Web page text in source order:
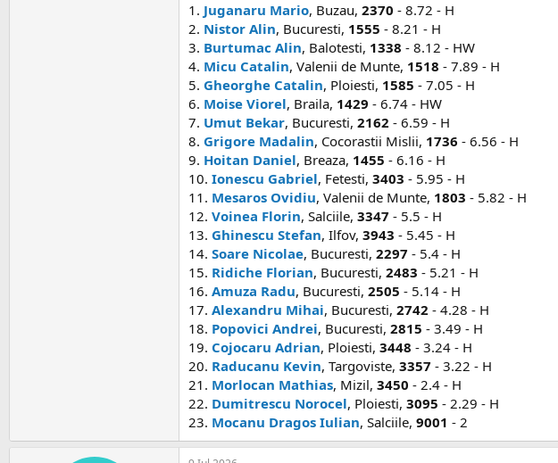
1. Juganaru Mario, Buzau, 2370 - 8.72 - H
2. Nistor Alin, Bucuresti, 1555 - 8.21 - H
3. Burtumac Alin, Balotesti, 1338 - 8.12 - HW
4. Micu Catalin, Valenii de Munte, 1518 - 7.89 - H
5. Gheorghe Catalin, Ploiesti, 1585 - 7.05 - H
6. Moise Viorel, Braila, 1429 - 6.74 - HW
7. Umut Bekar, Bucuresti, 2162 - 6.59 - H
8. Grigore Madalin, Cocorastii Mislii, 1736 - 6.56 - H
9. Hoitan Daniel, Breaza, 1455 - 6.16 - H
10. Ionescu Gabriel, Fetesti, 3403 - 5.95 - H
11. Mesaros Ovidiu, Valenii de Munte, 1803 - 5.82 - H
12. Voinea Florin, Salciile, 3347 - 5.5 - H
13. Ghinescu Stefan, Ilfov, 3943 - 5.45 - H
14. Soare Nicolae, Bucuresti, 2297 - 5.4 - H
15. Ridiche Florian, Bucuresti, 2483 - 5.21 - H
16. Amuza Radu, Bucuresti, 2505 - 5.14 - H
17. Alexandru Mihai, Bucuresti, 2742 - 4.28 - H
18. Popovici Andrei, Bucuresti, 2815 - 3.49 - H
19. Cojocaru Adrian, Ploiesti, 3448 - 3.24 - H
20. Raducanu Kevin, Targoviste, 3357 - 3.22 - H
21. Morlocan Mathias, Mizil, 3450 - 2.4 - H
22. Dumitrescu Norocel, Ploiesti, 3095 - 2.29 - H
23. Mocanu Dragos Iulian, Salciile, 9001 - 2